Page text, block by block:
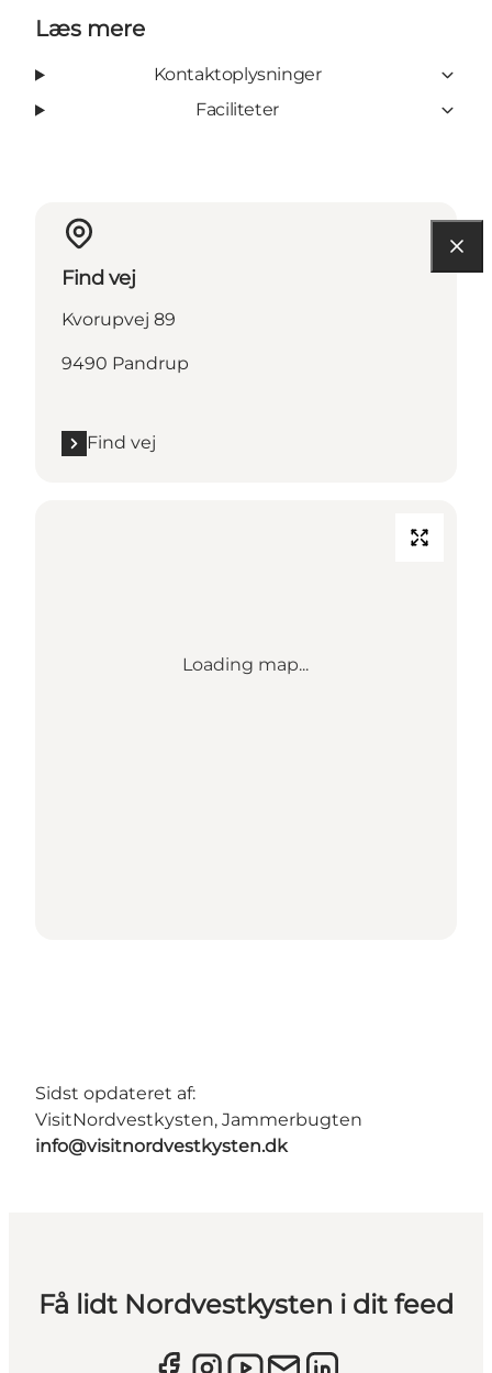
Læs mere
Kontaktoplysninger
Faciliteter
Find vej
Kvorupvej 89
9490 Pandrup
Find vej
Loading map...
Sidst opdateret af:
VisitNordvestkysten, Jammerbugten
info@visitnordvestkysten.dk
Få lidt Nordvestkysten i dit feed